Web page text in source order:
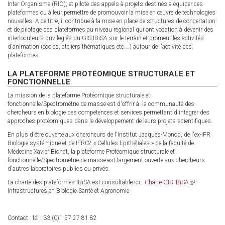
Inter Organisme (RIO), et pilote des appels à projets destinés à équiper ces
plateformes ou à leur permettre de promouvoir la mise en œuvre de technologies
nouvelles. A ce titre, il contribue à la mise en place de structures de concertation
et de pilotage des plateformes au niveau régional qui ont vocation à devenir des
interlocuteurs privilégiés du GIS IBiSA sur le terrain et promeut les activités
d'animation (écoles, ateliers thématiques etc …) autour de l'activité des
plateformes.
LA PLATEFORME PROTÉOMIQUE STRUCTURALE ET
FONCTIONNELLE
La mission de la plateforme Protéomique structurale et
fonctionnelle/Spectrométrie de masse est d'offrir à la communauté des
chercheurs en biologie des compétences et services permettant d'intégrer des
approches protéomiques dans le développement de leurs projets scientifiques.
En plus d'être ouverte aux chercheurs de l'Institut Jacques-Monod, de l'ex-IFR
Biologie systémique et de IFR02 « Cellules Epithéliales » de la faculté de
Médecine Xavier Bichat, la plateforme Protéomique structurale et
fonctionnelle/Spectrométrie de masse est largement ouverte aux chercheurs
d'autres laboratoires publics ou privés.
La charte des plateformes IBiSA est consultable ici : Charte GIS IBiSA(link-
Infrastructures en Biologie Santé et Agronomie
Contact : tél : 33 (0)1 57 27 81 82